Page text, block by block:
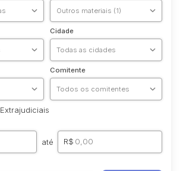
Cidade
Comitente
Extrajudiciais
até R$